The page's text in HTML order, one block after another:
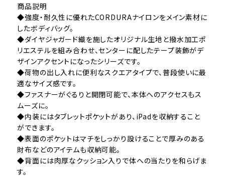
商品説明
◆強度・耐久性に優れたCORDURAナイロンをメイン素材に
したボディバッグ。
◆ダイヤジャガード織を施したオリジナル生地と撥水加工ポ
リエステルを組み合わせ、センターに配したテープ装飾がデ
ザインアクセントになったシリーズです。
◆荷物の出し入れに便利なスクエアタイプで、普段使いに最
適なサイズ感です。
◆ファスナーがぐるりと開閉可能で、本体へのアクセスもス
ムーズに。
◆内装にはタブレットポケットがあり、iPadを収納すること
ができます。
◆表面のポケットはマチをしっかり設けることで厚みのある
財布などのアイテムも収納可能。
◆背面には肉厚なクッション入りで体への当たりを和らげま
す。